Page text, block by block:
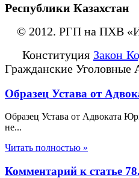
Республики Казахстан
© 2012. РГП на ПХВ
Конституция Закон
Гражданские Уголовные
Образец Устава от
Образец Устава от Адвоката
не...
Читать полностью »
Комментарий к статье